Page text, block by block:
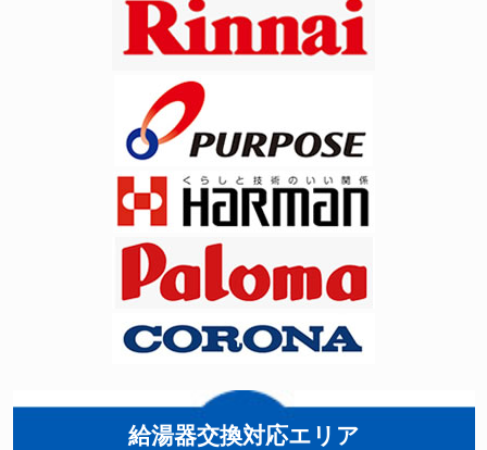
給湯器交換対応エリア